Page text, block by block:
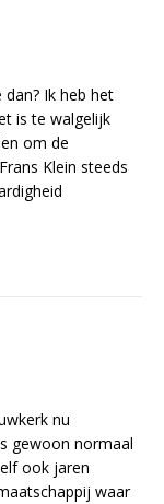
Ik heb het
is te walgelijk
om de
Klein steeds
nu
gewoon normaal
ook jaren
waar